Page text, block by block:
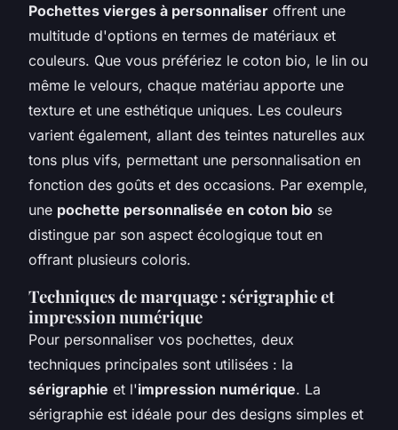
Pochettes vierges à personnaliser offrent une
multitude d'options en termes de matériaux et
couleurs. Que vous préfériez le coton bio, le lin ou
même le velours, chaque matériau apporte une
texture et une esthétique uniques. Les couleurs
varient également, allant des teintes naturelles aux
tons plus vifs, permettant une personnalisation en
fonction des goûts et des occasions. Par exemple,
une pochette personnalisée en coton bio se
distingue par son aspect écologique tout en
offrant plusieurs coloris.
Techniques de marquage : sérigraphie et
impression numérique
Pour personnaliser vos pochettes, deux
techniques principales sont utilisées : la
sérigraphie et l'impression numérique. La
sérigraphie est idéale pour des designs simples et